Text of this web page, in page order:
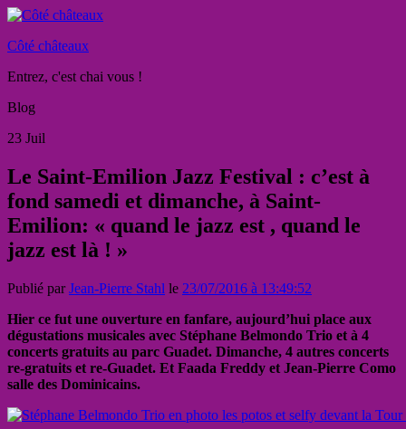
Côté châteaux
Entrez, c'est chai vous !
Blog
23 Juil
Le Saint-Emilion Jazz Festival : c’est à
fond samedi et dimanche, à Saint-
Emilion: « quand le jazz est , quand le
jazz est là ! »
Publié parJean-Pierre Stahl le 23/07/2016 à 13:49:52
Hier ce fut une ouverture en fanfare, aujourd’hui place aux
dégustations musicales avec Stéphane Belmondo Trio et à 4
concerts gratuits au parc Guadet. Dimanche, 4 autres concerts
re-gratuits et re-Guadet. Et Faada Freddy et Jean-Pierre Como
salle des Dominicains.